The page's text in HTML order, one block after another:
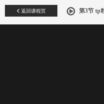
返回课程页 第3节 tp